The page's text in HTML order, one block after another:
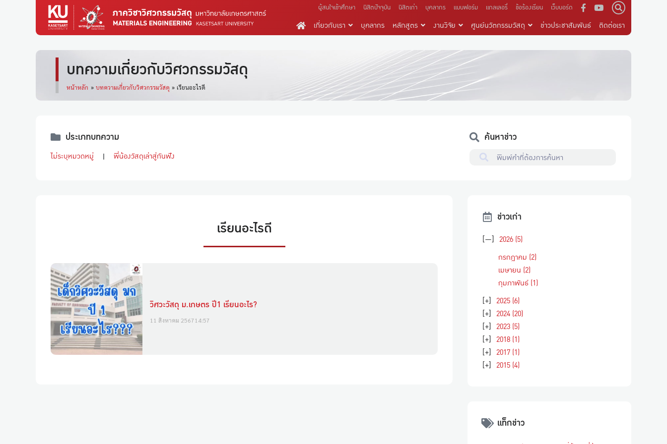
ผู้สนใจเข้าศึกษา นิสิตปัจจุบัน นิสิตเก่า บุคลากร แบบฟอร์ม แกลเลอรี่ ข้อร้องเรียน เว็บบอร์ด
เกี่ยวกับเรา บุคลากร หลักสูตร งานวิจัย ศูนย์นวัตกรรมวัสดุ ข่าวประชาสัมพันธ์ ติดต่อเรา
บทความเกี่ยวกับวิศวกรรมวัสดุ
หน้าหลัก » บทความเกี่ยวกับวิศวกรรมวัสดุ » เรียนอะไรดี
ประเภทบทความ
ไม่ระบุหมวดหมู่ พี่น้องวัสดุเล่าสู่กันฟัง
ค้นหาข่าว
เรียนอะไรดี
วิศวะวัสดุ ม.เกษตร ปี1 เรียนอะไร?
11 สิงหาคม 256714:57
ข่าวเก่า
[—] 2026 (5)
กรกฎาคม (2)
เมษายน (2)
กุมภาพันธ์ (1)
[+] 2025 (6)
[+] 2024 (20)
[+] 2023 (5)
[+] 2018 (1)
[+] 2017 (1)
[+] 2015 (4)
แท็กข่าว